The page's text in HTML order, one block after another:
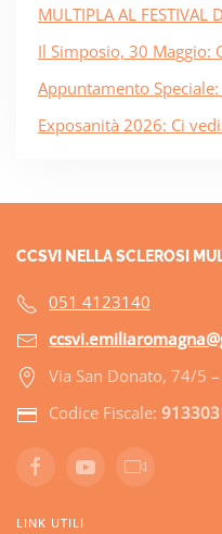
MULTIPLA AL FESTIVAL
Il Simposio, 30 Maggio:
Appuntamento
Exposanità 2026: Ci
CCSVI NELLA SCLEROSI
051 4123140
Via San Donato, 74/5
Codice Fiscale:
LINK UTILI